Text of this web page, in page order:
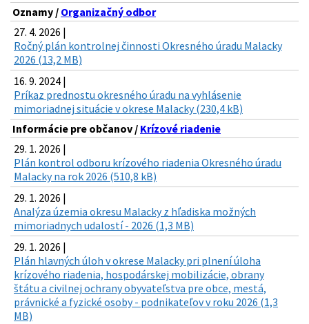
Oznamy / Organizačný odbor
27. 4. 2026 |
Ročný plán kontrolnej činnosti Okresného úradu Malacky
2026 (13,2 MB)
16. 9. 2024 |
Príkaz prednostu okresného úradu na vyhlásenie
mimoriadnej situácie v okrese Malacky (230,4 kB)
Informácie pre občanov / Krízové riadenie
29. 1. 2026 |
Plán kontrol odboru krízového riadenia Okresného úradu
Malacky na rok 2026 (510,8 kB)
29. 1. 2026 |
Analýza územia okresu Malacky z hľadiska možných
mimoriadnych udalostí - 2026 (1,3 MB)
29. 1. 2026 |
Plán hlavných úloh v okrese Malacky pri plnení úloha
krízového riadenia, hospodárskej mobilizácie, obrany
štátu a civilnej ochrany obyvateľstva pre obce, mestá,
právnické a fyzické osoby - podnikateľov v roku 2026 (1,3
MB)